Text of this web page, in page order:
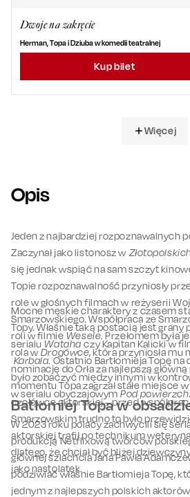
Dwoje na zakręcie
Herman, Topa i Dziuba w komedii teatralnej
Kup bilet
Więcej
Opis
Jeden z najbardziej rozpoznawalnych
Zaczynał jako listonosz w
się jednak wspiąć na sam szczyt
Topie rozpoznawalność przyniosły
role w głośnych filmach w reżyserii
Smarzowskiego. Współpraca ze
roli w filmie Wesele. Przełomem była
rola w Drogówce, która przyniosła mu
nominację do Orła za najlepszą
momentu Topa zagrzał stałe miejsce
czołówce aktorskiej – przed
Smarzowskim trudno to było
aktorskiej trafił po technikum
dlatego, że chciał być bliżej
jako nastolatek.
Mocne męskie charaktery z czasem
Topy. Właśnie taką postacią jest grany
serialuWataha czy Kapitan Kalicki w
Karbala. Ostatnio Bartłomieja Topę
było zobaczyć między innymi w
w serialu obyczajowymPod
Batłomiej Topa w
W 2023 roku polacy zachwycili się
produkcją Netflixową twórców
głównej szlachcia Jana Pawła
podziwiać właśnie Bartłomieja Topę,
jednym z najlepszych polskich